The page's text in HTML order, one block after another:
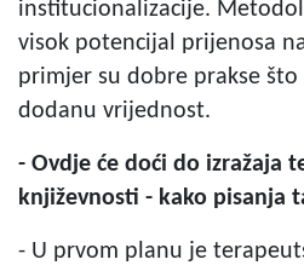
institucionalizacije.
visok potencijal prijenosa
primjer su dobre prakse
dodanu vrijednost.
- Ovdje će doći do izražaja
književnosti - kako pisanja
- U prvom planu je